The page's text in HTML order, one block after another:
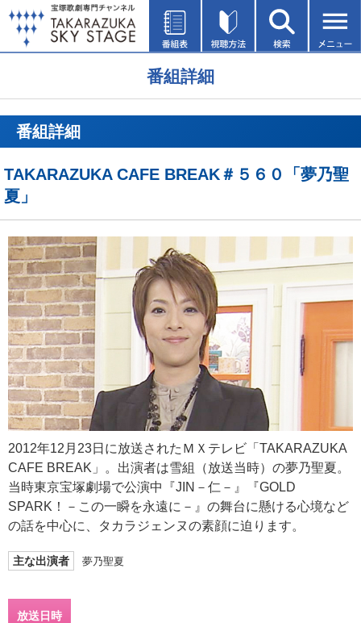
番組詳細
番組詳細
TAKARAZUKA CAFE BREAK＃５６０「夢乃聖
夏」
2012年12月23日に放送されたＭＸテレビ「TAKARAZUKA
CAFE BREAK」。出演者は雪組（放送当時）の夢乃聖夏。
当時東京宝塚劇場で公演中『JIN－仁－』『GOLD
SPARK！－この一瞬を永遠に－』の舞台に懸ける心境など
の話を中心に、タカラジェンヌの素顔に迫ります。
主な出演者 夢乃聖夏
放送日時